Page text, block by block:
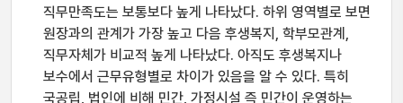
직무만족도는 보통보다 높게 나타났다. 하위 영역별로 보면
원장과의 관계가 가장 높고 다음 후생복지, 학부모관계,
직무자체가 비교적 높게 나타났다. 아직도 후생복지나
보수에서 근무유형별로 차이가 있음을 알 수 있다. 특히
국공립, 법인에 비해 민간, 가정시설 즉 민간이 운영하는